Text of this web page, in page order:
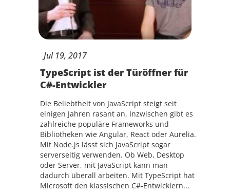
Jul 19, 2017
TypeScript ist der Türöffner für
C#-Entwickler
Die Beliebtheit von JavaScript steigt seit
einigen Jahren rasant an. Inzwischen gibt es
zahlreiche populäre Frameworks und
Bibliotheken wie Angular, React oder Aurelia.
Mit Node.js lässt sich JavaScript sogar
serverseitig verwenden. Ob Web, Desktop
oder Server, mit JavaScript kann man
dadurch überall arbeiten. Mit TypeScript hat
Microsoft den klassischen C#-Entwicklern...